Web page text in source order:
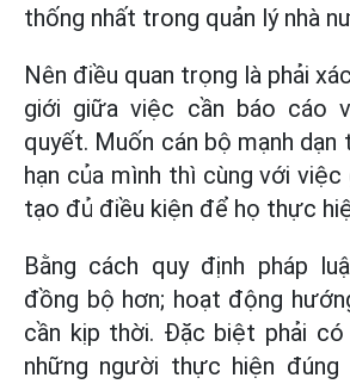
thống nhất trong quản lý nhà
Nên điều quan trọng là phải
giới giữa việc cần báo cáo
quyết. Muốn cán bộ mạnh dạn
hạn của mình thì cùng với việc
tạo đủ điều kiện để họ thực
Bằng cách quy định pháp
đồng bộ hơn; hoạt động
cần kịp thời. Đặc biệt phải
những người thực hiện đúng